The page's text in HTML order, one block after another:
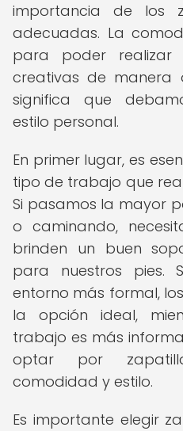
importancia de los
adecuadas. La
para poder realizar
creativas de manera
significa que
estilo personal.
En primer lugar, es
tipo de trabajo que
Si pasamos la mayor
o caminando,
brinden un buen
para nuestros pies.
entorno más formal,
la opción ideal,
trabajo es más
optar por
comodidad y estilo.
Es importante elegir